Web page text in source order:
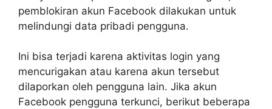
pemblokiran akun Facebook dilakukan untuk
melindungi data pribadi pengguna.
Ini bisa terjadi karena aktivitas login yang
mencurigakan atau karena akun tersebut
dilaporkan oleh pengguna lain. Jika akun
Facebook pengguna terkunci, berikut beberapa